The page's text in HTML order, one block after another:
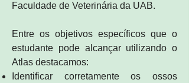
Faculdade de Veterinária da UAB.
Entre os objetivos específicos que o
estudante pode alcançar utilizando o
Atlas destacamos:
Identificar corretamente os ossos